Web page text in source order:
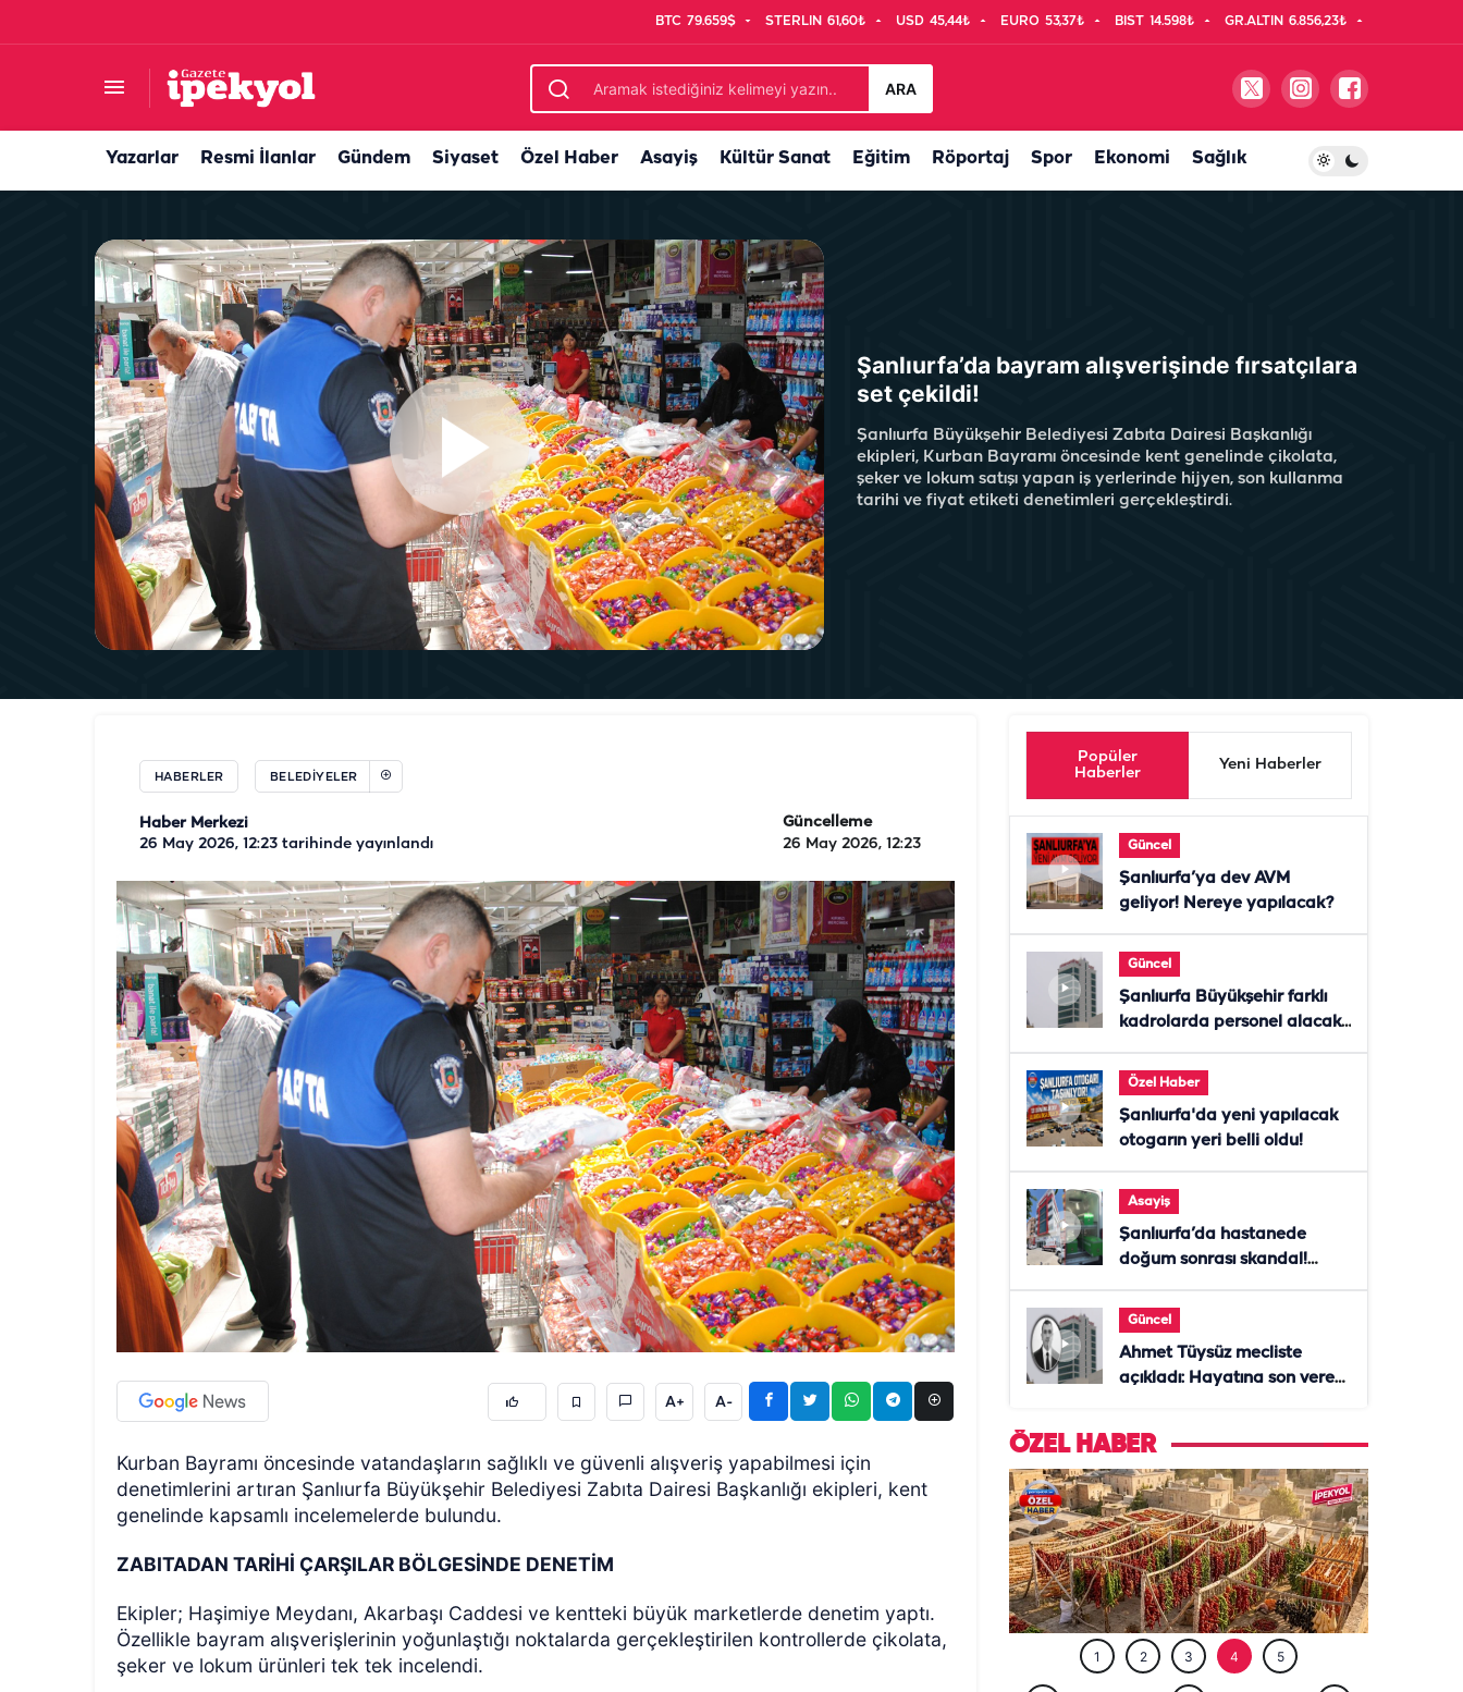
BTC 79.659$ STERLIN 61,60₺ USD 45,44₺ EURO 53,37₺ BIST 14.598₺ GR.ALTIN 6.856,23₺
ARA
Yazarlar Resmi İlanlar Gündem Siyaset Özel Haber Asayiş Kültür Sanat Eğitim Röportaj Spor Ekonomi Sağlık
Şanlıurfa’da bayram alışverişinde fırsatçılara
set çekildi!
Şanlıurfa Büyükşehir Belediyesi Zabıta Dairesi Başkanlığı
ekipleri, Kurban Bayramı öncesinde kent genelinde çikolata,
şeker ve lokum satışı yapan iş yerlerinde hijyen, son kullanma
tarihi ve fiyat etiketi denetimleri gerçekleştirdi.
HABERLER BELEDIYELER
Haber Merkezi
26 May 2026, 12:23 tarihinde yayınlandı
Güncelleme
26 May 2026, 12:23
A+ A-
Kurban Bayramı öncesinde vatandaşların sağlıklı ve güvenli alışveriş yapabilmesi için
denetimlerini artıran Şanlıurfa Büyükşehir Belediyesi Zabıta Dairesi Başkanlığı ekipleri, kent
genelinde kapsamlı incelemelerde bulundu.
ZABITADAN TARİHİ ÇARŞILAR BÖLGESİNDE DENETİM
Ekipler; Haşimiye Meydanı, Akarbaşı Caddesi ve kentteki büyük marketlerde denetim yaptı.
Özellikle bayram alışverişlerinin yoğunlaştığı noktalarda gerçekleştirilen kontrollerde çikolata,
şeker ve lokum ürünleri tek tek incelendi.
Popüler
Haberler
Yeni Haberler
Güncel
Şanlıurfa’ya dev AVM
geliyor! Nereye yapılacak?
Güncel
Şanlıurfa Büyükşehir farklı
kadrolarda personel alacak!
Özel Haber
Şanlıurfa'da yeni yapılacak
otogarın yeri belli oldu!
Asayiş
Şanlıurfa’da hastanede
doğum sonrası skandal!
Güncel
Ahmet Tüysüz mecliste
açıkladı: Hayatına son veren
ÖZEL HABER
1 2 3 4 5
Şanlıurfa’nın ilçesi yeşile doyacak! Tam 120 bin metrekare, 26 yeni proje